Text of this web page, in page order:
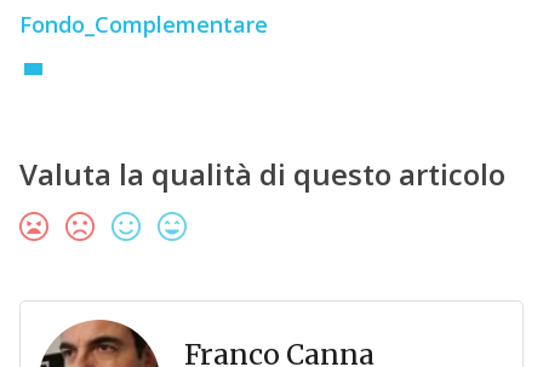
Fondo_Complementare
Valuta la qualità di questo articolo
Franco Canna